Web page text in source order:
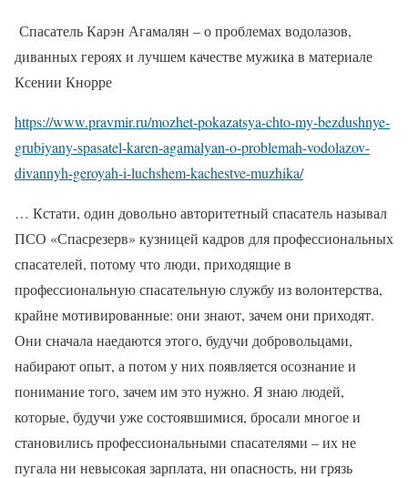
Спасатель Карэн Агамалян – о проблемах водолазов,
диванных героях и лучшем качестве мужика в материале
Ксении Кнорре
https://www.pravmir.ru/mozhet-pokazatsya-chto-my-bezdushnye-
grubiyany-spasatel-karen-agamalyan-o-problemah-vodolazov-
divannyh-geroyah-i-luchshem-kachestve-muzhika/
… Кстати, один довольно авторитетный спасатель называл
ПСО «Спасрезерв» кузницей кадров для профессиональных
спасателей, потому что люди, приходящие в
профессиональную спасательную службу из волонтерства,
крайне мотивированные: они знают, зачем они приходят.
Они сначала наедаются этого, будучи добровольцами,
набирают опыт, а потом у них появляется осознание и
понимание того, зачем им это нужно. Я знаю людей,
которые, будучи уже состоявшимися, бросали многое и
становились профессиональными спасателями – их не
пугала ни невысокая зарплата, ни опасность, ни грязь